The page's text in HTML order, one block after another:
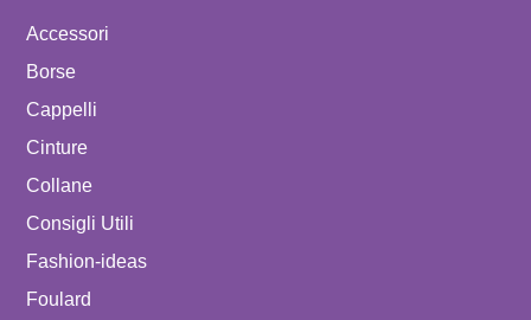
Accessori
Borse
Cappelli
Cinture
Collane
Consigli Utili
Fashion-ideas
Foulard